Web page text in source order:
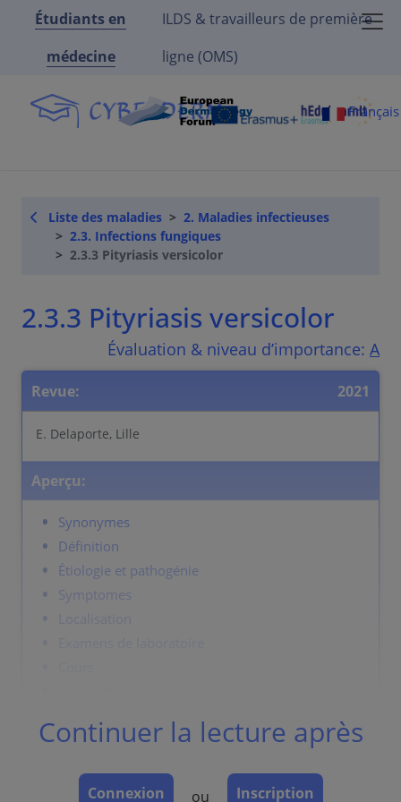
Étudiants en
médecine
ILDS & travailleurs de première
ligne (OMS)
Liste des maladies
2. Maladies infectieuses
2.3. Infections fungiques
2.3.3 Pityriasis versicolor
2.3.3 Pityriasis versicolor
Évaluation & niveau d’importance: A
Revue: 2021
E. Delaporte, Lille
Aperçu:
Synonymes
Définition
Étiologie et pathogénie
Symptomes
Synonymes
Continuer la lecture après
Connexion ou Inscription